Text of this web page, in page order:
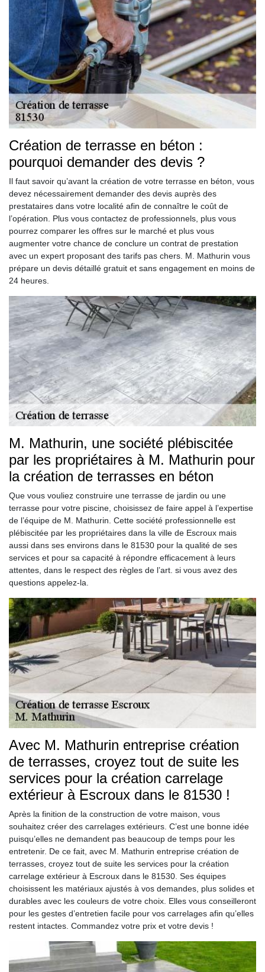
Création de terrasse en béton :
pourquoi demander des devis ?
Il faut savoir qu’avant la création de votre terrasse en béton, vous
devez nécessairement demander des devis auprès des
prestataires dans votre localité afin de connaître le coût de
l’opération. Plus vous contactez de professionnels, plus vous
pourrez comparer les offres sur le marché et plus vous
augmenter votre chance de conclure un contrat de prestation
avec un expert proposant des tarifs pas chers. M. Mathurin vous
prépare un devis détaillé gratuit et sans engagement en moins de
24 heures.
M. Mathurin, une société plébiscitée
par les propriétaires à M. Mathurin pour
la création de terrasses en béton
Que vous vouliez construire une terrasse de jardin ou une
terrasse pour votre piscine, choisissez de faire appel à l’expertise
de l’équipe de M. Mathurin. Cette société professionnelle est
plébiscitée par les propriétaires dans la ville de Escroux mais
aussi dans ses environs dans le 81530 pour la qualité de ses
services et pour sa capacité à répondre efficacement à leurs
attentes, dans le respect des règles de l’art. si vous avez des
questions appelez-la.
Avec M. Mathurin entreprise création
de terrasses, croyez tout de suite les
services pour la création carrelage
extérieur à Escroux dans le 81530 !
Après la finition de la construction de votre maison, vous
souhaitez créer des carrelages extérieurs. C’est une bonne idée
puisqu’elles ne demandent pas beaucoup de temps pour les
entretenir. De ce fait, avec M. Mathurin entreprise création de
terrasses, croyez tout de suite les services pour la création
carrelage extérieur à Escroux dans le 81530. Ses équipes
choisissent les matériaux ajustés à vos demandes, plus solides et
durables avec les couleurs de votre choix. Elles vous conseilleront
pour les gestes d’entretien facile pour vos carrelages afin qu’elles
restent intactes. Commandez votre prix et votre devis !